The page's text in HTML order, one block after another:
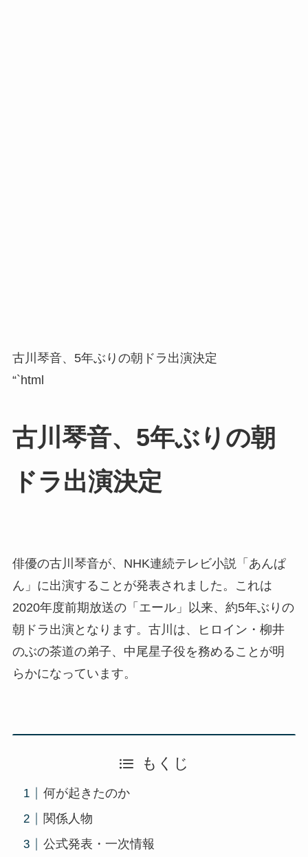
古川琴音、5年ぶりの朝ドラ出演決定
“`html
古川琴音、5年ぶりの朝
ドラ出演決定
俳優の古川琴音が、NHK連続テレビ小説「あんぱ
ん」に出演することが発表されました。これは
2020年度前期放送の「エール」以来、約5年ぶりの
朝ドラ出演となります。古川は、ヒロイン・柳井
のぶの茶道の弟子、中尾星子役を務めることが明
らかになっています。
もくじ
何が起きたのか
関係人物
公式発表・一次情報